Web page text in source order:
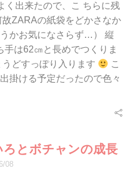
く出来たので、こ ちらに残
ZARAの紙袋をどかさなか
かお気になさらず…） 縦
は62㎝と長めでつくりま
どすっぽり入ります
こ
掛ける予定だったので色々
ろとボチャンの成長
08